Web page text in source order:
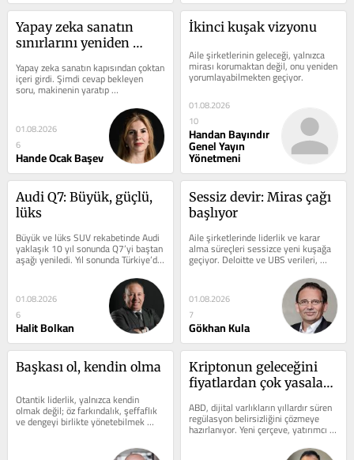
Yapay zeka sanatın
sınırlarını yeniden
Yapay zeka sanatın kapısından çoktan
içeri girdi. Şimdi cevap bekleyen
soru, makinenin yaratıp
yaratamayacağı değil yarattığı şeye
01.08.2026
6
Hande Ocak Başev
İkinci kuşak vizyonu
Aile şirketlerinin geleceği, yalnızca
mirası korumaktan değil, onu yeniden
yorumlayabilmekten geçiyor.
01.08.2026
10
Handan Bayındır
Genel Yayın
Yönetmeni
Audi Q7: Büyük, güçlü,
lüks
Büyük ve lüks SUV rekabetinde Audi
yaklaşık 10 yıl sonunda Q7’yi baştan
aşağı yeniledi. Yıl sonunda Türkiye’de
satışa sunulacak olan...
01.08.2026
6
Halit Bolkan
Sessiz devir: Miras çağı
başlıyor
Aile şirketlerinde liderlik ve karar
alma süreçleri sessizce yeni kuşağa
geçiyor. Deloitte ve UBS verileri,
önümüzdeki yıllarda...
01.08.2026
7
Gökhan Kula
Başkası ol, kendin olma
Otantik liderlik, yalnızca kendin
olmak değil; öz farkındalık, şeffaflık
ve dengeyi birlikte yönetebilmek
demek. Aksi halde otantiklik,...
Kriptonun geleceğini
fiyatlardan çok yasalar
ABD, dijital varlıkların yıllardır süren
regülasyon belirsizliğini çözmeye
hazırlanıyor. Yeni çerçeve, yatırımcı
haklarından kurumsal...